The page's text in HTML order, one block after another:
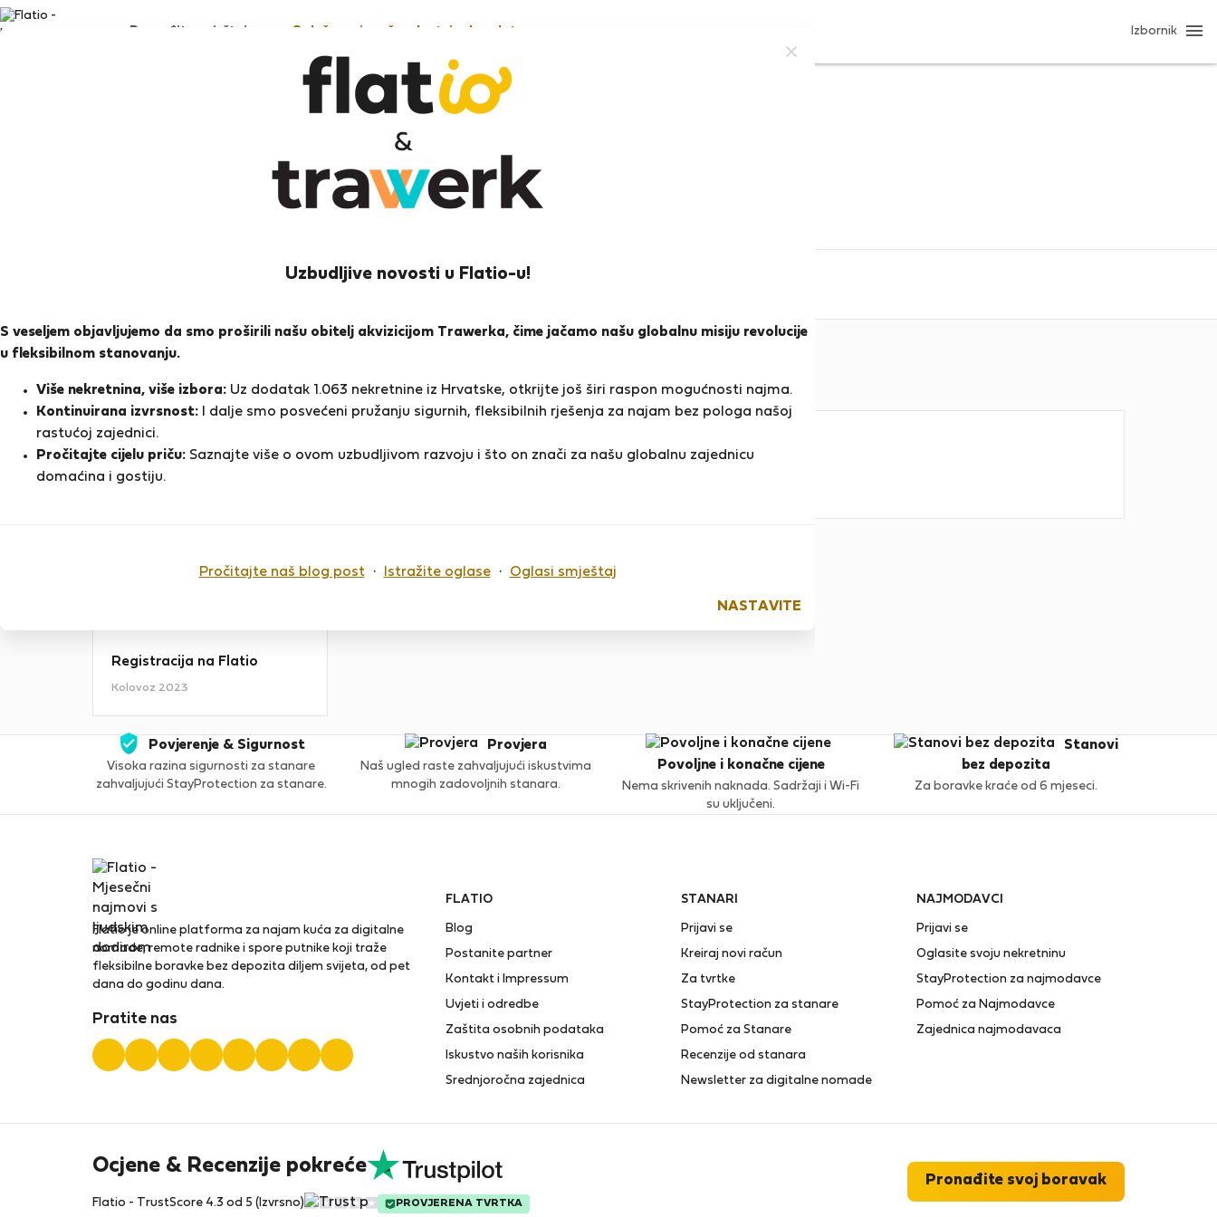
Uzbudljive novosti u Flatio-u!
S veseljem objavljujemo da smo proširili našu obitelj akvizicijom Trawerka, čime jačamo našu globalnu misiju revolucije
u fleksibilnom stanovanju.
Više nekretnina, više izbora: Uz dodatak 1.063 nekretnine iz Hrvatske, otkrijte još širi raspon mogućnosti najma.
Kontinuirana izvrsnost: I dalje smo posvećeni pružanju sigurnih, fleksibilnih rješenja za najam bez pologa našoj
rastućoj zajednici.
Pročitajte cijelu priču: Saznajte više o ovom uzbudljivom razvoju i što on znači za našu globalnu zajednicu
domaćina i gostiju.
Pročitajte naš blog post· Istražite oglase· Oglasi smještaj
NASTAVITE
Pronađite smještaj Oglašavanje vaše nekretnine besplatno Izbornik
Telmo B.
Ocjena i reference
O meni
Bem vindos.Dispomos de soluções
de alojamento para que possa
usufruir o melhor que o Algarve
pode oferecer.Temos todo o prazer
Registracija na Flatio
Kolovoz 2023
Do sada nema ocjena
Povjerenje & Sigurnost
Visoka razina sigurnosti za stanare
zahvaljujući StayProtection za stanare.
Provjera
Naš ugled raste zahvaljujući iskustvima
mnogih zadovoljnih stanara.
Povoljne i konačne cijene
Nema skrivenih naknada. Sadržaji i Wi-Fi
su uključeni.
Stanovi
bez depozita
Za boravke kraće od 6 mjeseci.
Flatio je online platforma za najam kuća za digitalne
nomade, remote radnike i spore putnike koji traže
fleksibilne boravke bez depozita diljem svijeta, od pet
dana do godinu dana.
Pratite nas
FLATIO
Blog
Postanite partner
Kontakt i Impressum
Uvjeti i odredbe
Zaštita osobnih podataka
Iskustvo naših korisnika
Srednjoročna zajednica
STANARI
Prijavi se
Kreiraj novi račun
Za tvrtke
StayProtection za stanare
Pomoć za Stanare
Recenzije od stanara
Newsletter za digitalne nomade
NAJMODAVCI
Prijavi se
Oglasite svoju nekretninu
StayProtection za najmodavce
Pomoć za Najmodavce
Zajednica najmodavaca
Ocjene & Recenzije pokreće
Flatio - TrustScore 4.3 od 5 (Izvrsno) PROVJERENA TVRTKA
Pronađite svoj boravak